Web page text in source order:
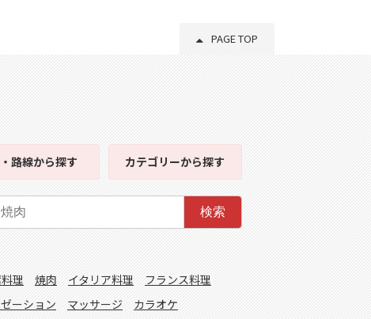
PAGE TOP
路線から探す カテゴリーから探す
検索
理 焼肉 イタリア料理
フランス料理
ーション マッサージ カラオケ